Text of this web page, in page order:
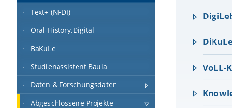
Text+ (NFDI)
Oral-History.Digital
BaKuLe
Studienassistent Baula
Daten & Forschungsdaten
Abgeschlossene Projekte
DiKuLe
VoLL-